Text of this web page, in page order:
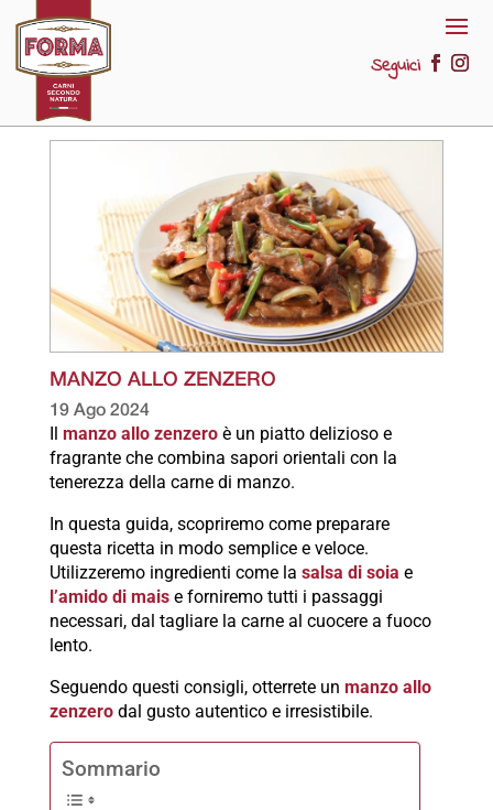
Seguici
MANZO ALLO ZENZERO
19 Ago 2024
manzo allo zenzeroè un piatto delizioso e
fragrante che combina sapori orientali con la
tenerezza della carne di manzo.
In questa guida, scopriremo come preparare
questa ricetta in modo semplice e veloce.
Utilizzeremo ingredienti come la salsa di soia e
l’amido di maise forniremo tutti i passaggi
necessari, dal tagliare la carne al cuocere a fuoco
lento.
Seguendo questi consigli, otterrete un manzo allo
zenzerodal gusto autentico e irresistibile.
Sommario